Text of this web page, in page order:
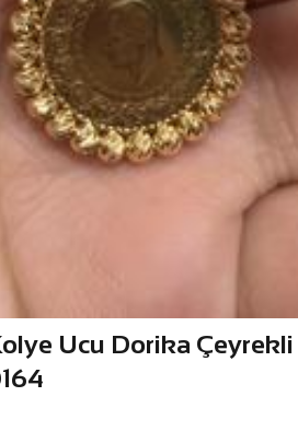
Ucu Dorika